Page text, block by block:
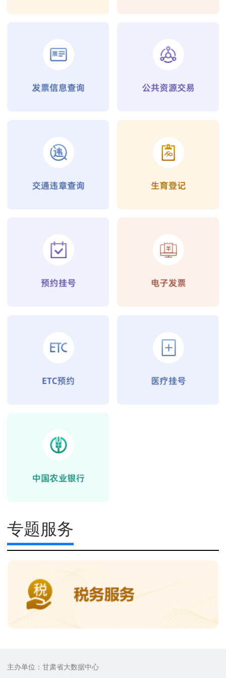
专题服务
主办单位：甘肃省大数据中心